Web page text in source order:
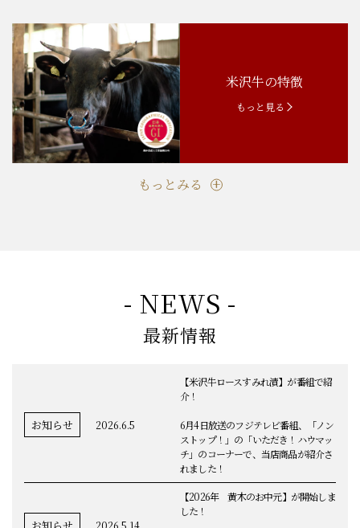
米沢牛の特徴
もっと見る
もっとみる
- NEWS -
最新情報
お知らせ 2026.6.5
【米沢牛ロースすみれ漬】が番組で紹
介！
6月4日放送のフジテレビ番組、「ノン
ストップ！」の「いただき！ハウマッ
チ」のコーナーで、当店商品が紹介さ
れました！
2026.5.14
【2026年 黄木のお中元】が開始しま
した！